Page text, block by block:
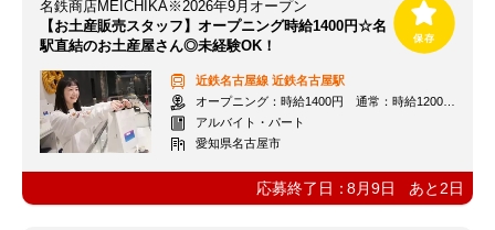
名鉄商店MEICHIKA※2026年9月オープン
【お土産販売スタッフ】オープニング時給1400円☆名
駅直結のお土産屋さん◎未経験OK！
近鉄名古屋線 近鉄名古屋駅
オープニング：時給1400円 通常：時給1200円～＋交通費全額支給
アルバイト・パート
愛知県名古屋市
応募終了日：8月9日 あと 2日